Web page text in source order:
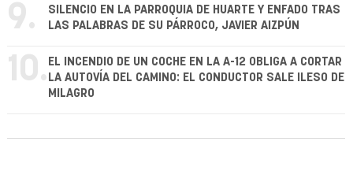
9.
SILENCIO EN LA PARROQUIA DE HUARTE Y ENFADO TRAS
LAS PALABRAS DE SU PÁRROCO, JAVIER AIZPÚN
10. EL INCENDIO DE UN COCHE EN LA A-12 OBLIGA A CORTAR
LA AUTOVÍA DEL CAMINO: EL CONDUCTOR SALE ILESO DE
MILAGRO